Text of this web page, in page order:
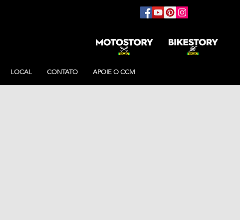
LOCAL CONTATO APOIE O CCM